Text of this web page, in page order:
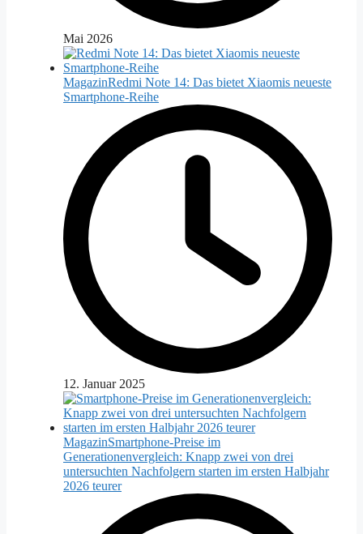
Mai 2026
MagazinRedmi Note 14: Das bietet Xiaomis neueste
Smartphone-Reihe
12. Januar 2025
MagazinSmartphone-Preise im
Generationenvergleich: Knapp zwei von drei
untersuchten Nachfolgern starten im ersten Halbjahr
2026 teurer